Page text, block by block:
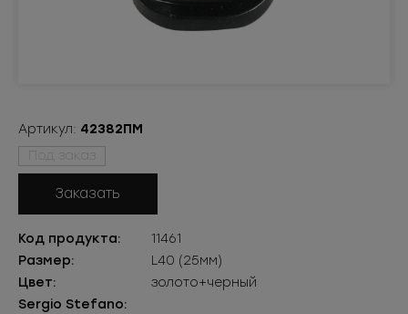
Артикул: 42382ПМ
Под заказ
Заказать
Код продукта:
11461
Размер:
L40 (25мм)
Цвет:
золото+черный
Sergio Stefano: